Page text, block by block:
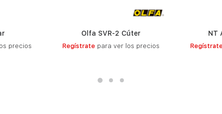
precios
Olfa SVR-2 Cúter
Regístrate para ver los precios
NT